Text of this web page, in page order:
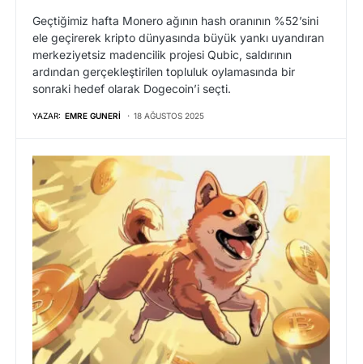
Geçtiğimiz hafta Monero ağının hash oranının %52’sini
ele geçirerek kripto dünyasında büyük yankı uyandıran
merkeziyetsiz madencilik projesi Qubic, saldırının
ardından gerçekleştirilen topluluk oylamasında bir
sonraki hedef olarak Dogecoin’i seçti.
YAZAR: EMRE GUNERI 18 AĞUSTOS 2025